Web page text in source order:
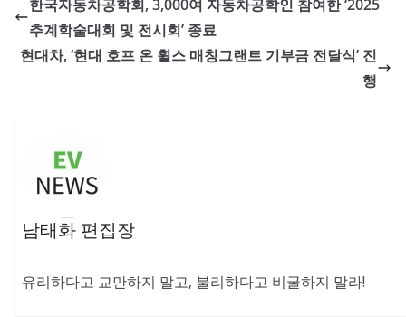
한국자동차공학회, 3,000여 자동차공학인 참여한 ‘2025
추계학술대회 및 전시회’ 종료
현대차, ‘현대 호프 온 휠스 매칭그랜트 기부금 전달식’ 진
행
남태화 편집장
유리하다고 교만하지 말고, 불리하다고 비굴하지 말라!